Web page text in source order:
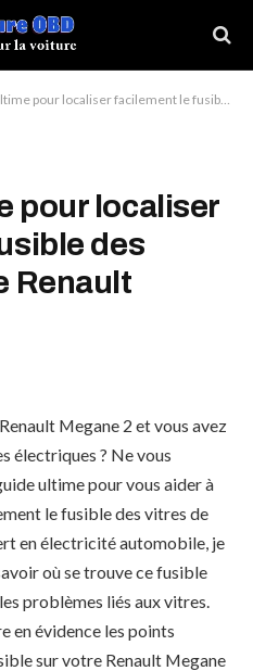
localiser facilement le fusible des vitres sur votre Renault Megane 2
pour localiser
des
Renault
Megane 2 et vous avez
électriques ? Ne vous
ultime pour vous aider à
le fusible des vitres de
en électricité automobile, je
où se trouve ce fusible
problèmes liés aux vitres.
en évidence les points
sur votre Renault Megane